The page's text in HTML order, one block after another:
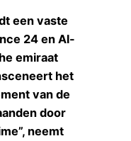
een vaste
24 en Al-
emiraat
het
van de
door
neemt